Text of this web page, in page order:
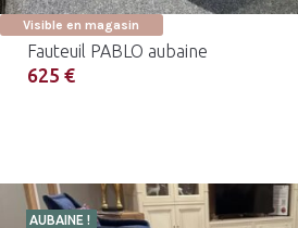
Visible en magasin
Fauteuil PABLO aubaine
625 €
AUBAINE !